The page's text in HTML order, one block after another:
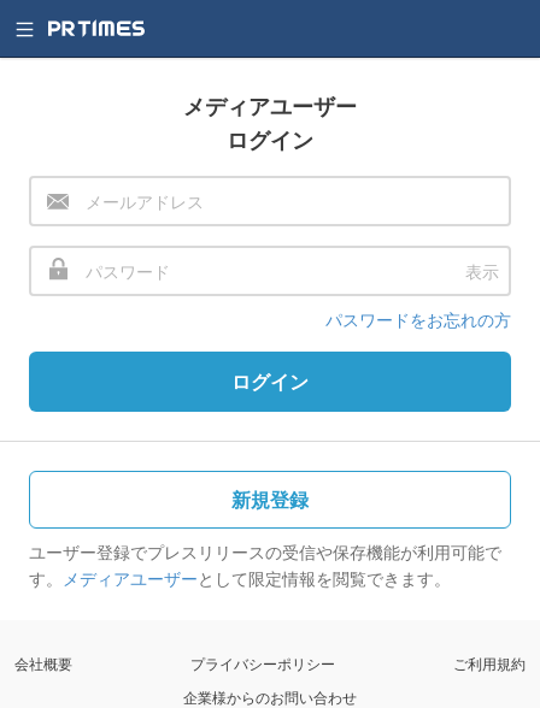
メディアユーザー
ログイン
表示
パスワードをお忘れの方
ログイン
新規登録
ユーザー登録でプレスリリースの受信や保存機能が利用可能で
す。 メディアユーザーとして限定情報を閲覧できます。
会社概要 プライバシーポリシー
ご利用規約
企業様からのお問い合わせ